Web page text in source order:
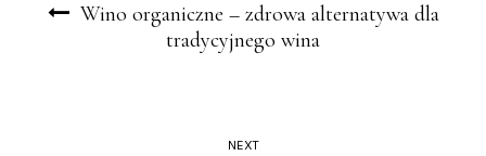
Wino organiczne – zdrowa alternatywa dla
tradycyjnego wina
NEXT